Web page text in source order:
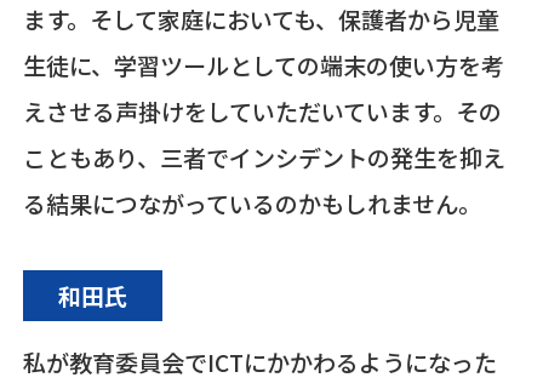
ます。そして家庭においても、保護者から児童
生徒に、学習ツールとしての端末の使い方を考
えさせる声掛けをしていただいています。その
こともあり、三者でインシデントの発生を抑え
る結果につながっているのかもしれません。
和田氏
私が教育委員会でICTにかかわるようになった